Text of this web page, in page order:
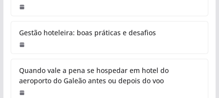
Gestão hoteleira: boas práticas e desafios
Quando vale a pena se hospedar em hotel do
aeroporto do Galeão antes ou depois do voo